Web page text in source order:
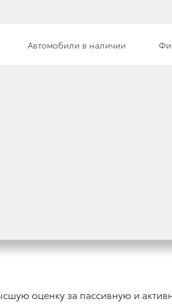
Автомобили в наличии
оценку за пассивную и